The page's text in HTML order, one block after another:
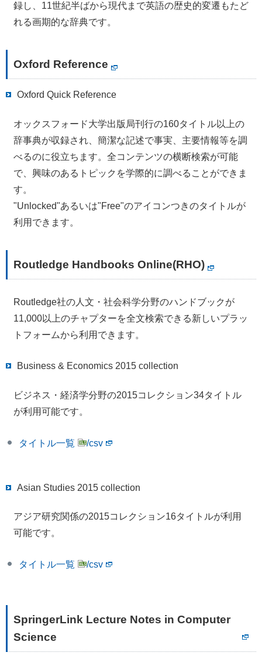
録し、11世紀半ばから現代まで英語の歴史的変遷もたど
れる画期的な辞典です。
Oxford Reference
Oxford Quick Reference
オックスフォード大学出版局刊行の160タイトル以上の
辞事典が収録され、簡潔な記述で事実、主要情報等を調
べるのに役立ちます。全コンテンツの横断検索が可能
で、興味のあるトピックを学際的に調べることができま
す。
"Unlocked"あるいは"Free"のアイコンつきのタイトルが
利用できます。
Routledge Handbooks Online(RHO)
Routledge社の人文・社会科学分野のハンドブックが
11,000以上のチャプターを全文検索できる新しいプラッ
トフォームから利用できます。
Business & Economics 2015 collection
ビジネス・経済学分野の2015コレクション34タイトル
が利用可能です。
タイトル一覧 /csv
Asian Studies 2015 collection
アジア研究関係の2015コレクション16タイトルが利用
可能です。
タイトル一覧 /csv
SpringerLink Lecture Notes in Computer
Science